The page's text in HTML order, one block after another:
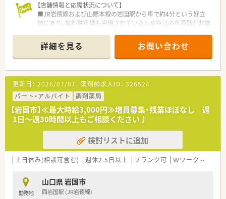
【店舗情報と応需状況について】
■JR岩徳線および山陽本線の岩国駅から車で約4分という好立
地にあり、無料駐車場も完備されているため毎日の車通勤が非常
■主な応需科目は泌尿器科と皮膚科であり、1日あたりの処方箋
枚数は平均40枚から50枚程度で、多い日には約70枚に達しま
す。
■人員体制は薬剤師3名と事務員1名の構成で、30代から60代ま
で幅広い層が在籍しており、通常は薬剤師2名体制で運営してい
ます。
【募集背景と求める人物像について】
■2026年3月末に退職するスタッフが発生したため急募してお
り、地域医療を支える一員として即戦力で活躍できる方を求めて
います。
■年齢や経験は問わず、20代から60代まで幅広く受け入れてお
り、自分の目指すキャリアを真剣に考えて働きたい方を歓迎しま
す。
ける方であれば、雇用形態も含めて柔軟な相談を受け付けていま
す。
詳細を見る お問い合わせ
更新日： 2026/07/07 薬剤師求人ID： 326524
パート・アルバイト
調剤薬局
【岩国市】≪最大時給3,000円≫増員募集・残業ほぼなし 週
1日～週30時間以上もご相談ください♪
検討リストに追加
土日休み(相談可含む) 週休2.5日以上 ブランク可 Ｗワーク可
勤務地
山口県 岩国市
西岩国駅 (JR岩徳線)